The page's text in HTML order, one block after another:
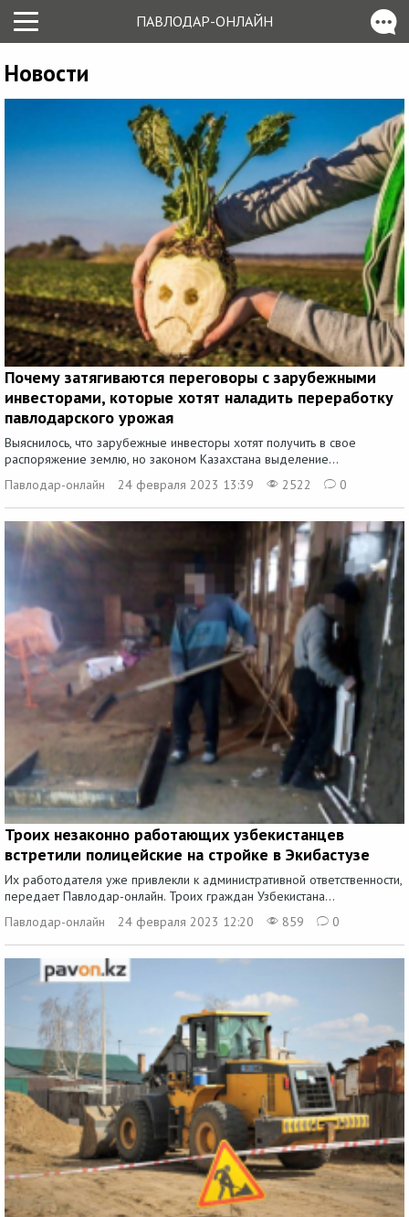
ПАВЛОДАР-ОНЛАЙН
Новости
Почему затягиваются переговоры с зарубежными
инвесторами, которые хотят наладить переработку
павлодарского урожая
Выяснилось, что зарубежные инвесторы хотят получить в свое
распоряжение землю, но законом Казахстана выделение...
Павлодар-онлайн
24 февраля 2023 13:39 2522 0
Троих незаконно работающих узбекистанцев
встретили полицейские на стройке в Экибастузе
Их работодателя уже привлекли к административной ответственности,
передает Павлодар-онлайн. Троих граждан Узбекистана...
Павлодар-онлайн
24 февраля 2023 12:20 859 0